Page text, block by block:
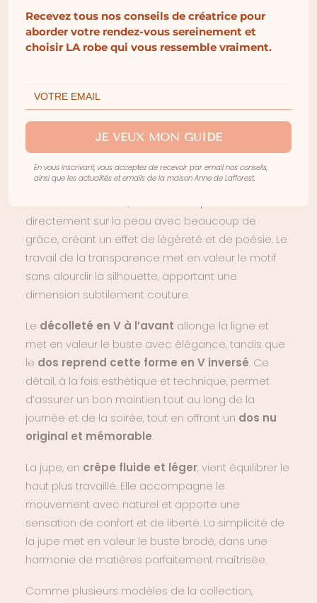
La robeVENISE, issue de la collection
Intemporelled’Anne de Lafforest, incarne une
par son équilibre entre un buste travaillé et une
Sonbuste en tulle brodéest l’un de ses
éléments les plus remarquables. Les fleurs,
directement sur la peau avec beaucoup de
grâce, créant un effet de légèreté et de poésie. Le
travail de la transparence met en valeur le motif
sans alourdir la silhouette, apportant une
dimension subtilement couture.
Le décolleté en V à l’avant allonge la ligne et
met en valeur le buste avec élégance, tandis que
le dos reprend cette forme en V inversé. Ce
détail, à la fois esthétique et technique, permet
d’assurer un bon maintien tout au long de la
journée et de la soirée, tout en offrant un dos nu
original et mémorable.
La jupe, en crêpe fluide et léger, vient équilibrer le
haut plus travaillé. Elle accompagne le
mouvement avec naturel et apporte une
sensation de confort et de liberté. La simplicité de
la jupe met en valeur le buste brodé, dans une
harmonie de matières parfaitement maîtrisée.
Comme plusieurs modèles de la collection,
Recevez tous nos conseils de créatrice pour
aborder votre rendez-vous sereinement et
choisir LA robe qui vous ressemble vraiment.
JE VEUX MON GUIDE
En vous inscrivant, vous acceptez de recevoir par email nos conseils,
ainsi que les actualités et emails de la maison Anne de Lafforest.